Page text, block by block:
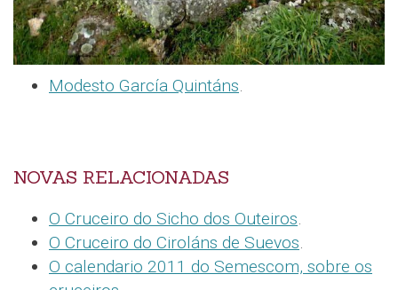
Modesto García Quintáns.
NOVAS RELACIONADAS
O Cruceiro do Sicho dos Outeiros.
O Cruceiro do Ciroláns de Suevos.
O calendario 2011 do Semescom, sobre os